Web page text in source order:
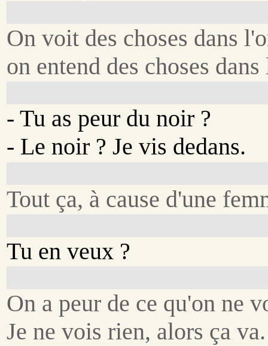
On voit des choses dans
on entend des choses
- Tu as peur du noir ?
- Le noir ? Je vis dedans.
Tout ça, à cause d'une
Tu en veux ?
On a peur de ce qu'on ne
Je ne vois rien, alors ça va.